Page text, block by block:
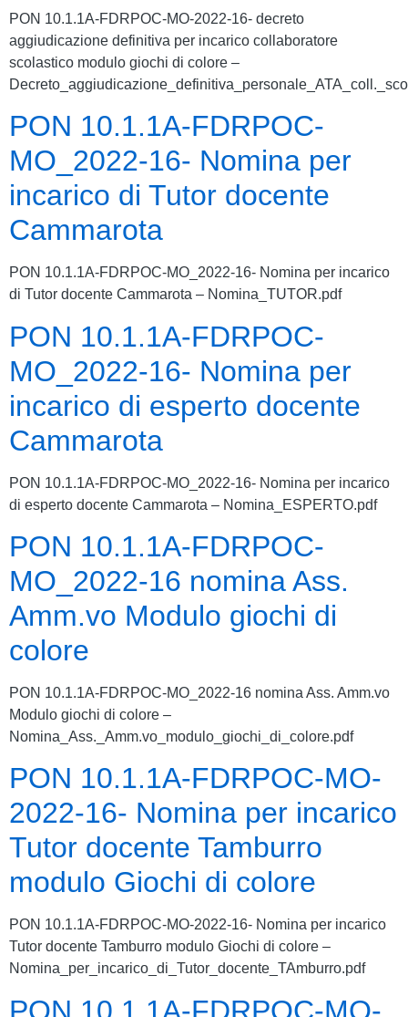
PON 10.1.1A-FDRPOC-MO-2022-16- decreto
aggiudicazione definitiva per incarico collaboratore
scolastico modulo giochi di colore –
PON 10.1.1A-FDRPOC-
MO_2022-16- Nomina per
incarico di Tutor docente
Cammarota
PON 10.1.1A-FDRPOC-MO_2022-16- Nomina per incarico
di Tutor docente Cammarota – Nomina_TUTOR.pdf
PON 10.1.1A-FDRPOC-
MO_2022-16- Nomina per
incarico di esperto docente
Cammarota
PON 10.1.1A-FDRPOC-MO_2022-16- Nomina per incarico
di esperto docente Cammarota – Nomina_ESPERTO.pdf
PON 10.1.1A-FDRPOC-
MO_2022-16 nomina Ass.
Amm.vo Modulo giochi di
colore
PON 10.1.1A-FDRPOC-MO_2022-16 nomina Ass. Amm.vo
Modulo giochi di colore –
Nomina_Ass._Amm.vo_modulo_giochi_di_colore.pdf
PON 10.1.1A-FDRPOC-MO-
2022-16- Nomina per incarico
Tutor docente Tamburro
modulo Giochi di colore
PON 10.1.1A-FDRPOC-MO-2022-16- Nomina per incarico
Tutor docente Tamburro modulo Giochi di colore –
Nomina_per_incarico_di_Tutor_docente_TAmburro.pdf
PON 10.1.1A-FDRPOC-MO-